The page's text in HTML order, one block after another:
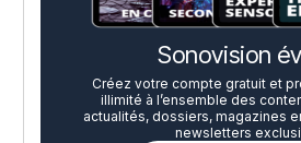
Sonovision
Créez votre compte gratuit et
illimité à l’ensemble des
actualités, dossiers, magazines
newsletters